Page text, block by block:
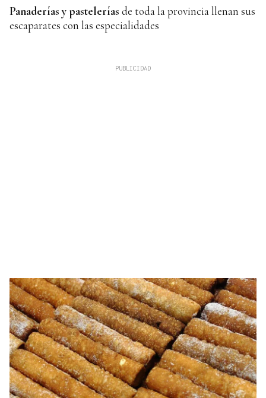
Panaderías y pastelerías de toda la provincia llenan sus
escaparates con las especialidades